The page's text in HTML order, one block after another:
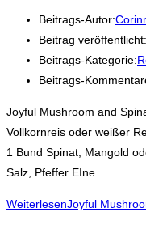
Beitrags-Autor:
Beitrag veröffentlicht:
Beitrags-Kategorie:
Beitrags-
Joyful Mushroom and
Vollkornreis oder weißer
1 Bund Spinat, Mangold
Salz, Pfeffer EIne…
WeiterlesenJoyful